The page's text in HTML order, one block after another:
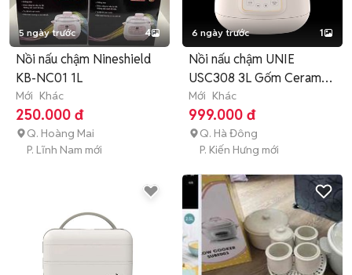
5 ngày trước 4
Nồi nấu chậm Nineshield
KB-NC01 1L
Mới Khác
250.000 đ
Q. Hoàng Mai
P. Lĩnh Nam mới
6 ngày trước 1
Nồi nấu chậm UNIE
USC308 3L Gốm Ceramic
Hẹn giờ
Mới Khác
999.000 đ
Q. Hà Đông
P. Kiến Hưng mới